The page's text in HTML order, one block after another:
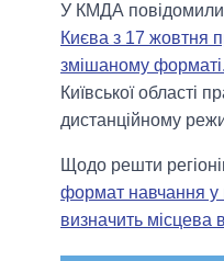
У КМДА
Києва з 17 жовтня
змішаному форматі.
Київської області
дистанційному
Щодо решти
формат навчання у
визначить місцева